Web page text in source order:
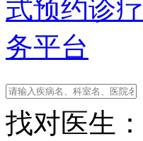
找对医生：